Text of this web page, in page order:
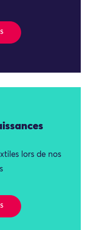
lors de nos